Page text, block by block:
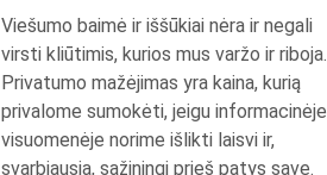
Viešumo baimė ir iššūkiai nėra ir negali
virsti kliūtimis, kurios mus varžo ir riboja.
Privatumo mažėjimas yra kaina, kurią
privalome sumokėti, jeigu informacinėje
visuomenėje norime išlikti laisvi ir,
svarbiausia, sąžiningi prieš patys save.